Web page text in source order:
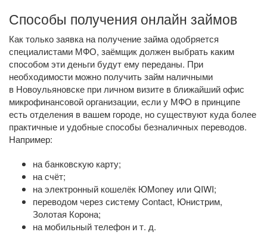
Способы получения онлайн займов
Как только заявка на получение займа одобряется
специалистами МФО, заёмщик должен выбрать каким
способом эти деньги будут ему переданы. При
необходимости можно получить займ наличными
в Новоульяновске при личном визите в ближайший офис
микрофинансовой организации, если у МФО в принципе
есть отделения в вашем городе, но существуют куда более
практичные и удобные способы безналичных переводов.
Например:
на банковскую карту;
на счёт;
на электронный кошелёк ЮMoney или QIWI;
переводом через систему Contact, Юнистрим,
Золотая Корона;
на мобильный телефон и т. д.